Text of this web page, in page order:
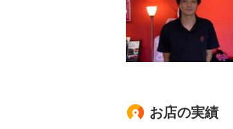
お店の実績